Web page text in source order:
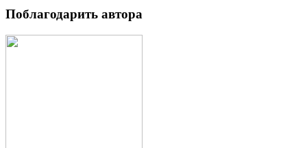
Поблагодарить автора